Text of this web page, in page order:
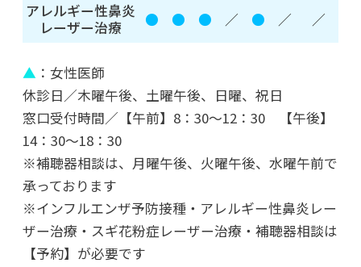
2022年01月31日
横浜キッド
2022年01月14日
2022年 新年のご挨拶
2021年のブログ
2021年11月29日
日々是好日
アレルギー性鼻炎
レーザー治療
● ● ● ／ ● ／ ／
▲ ：女性医師
休診日／木曜午後、土曜午後、日曜、祝日
窓口受付時間／【午前】8：30～12：30 【午後】
14：30～18：30
※補聴器相談は、月曜午後、火曜午後、水曜午前で
承っております
※インフルエンザ予防接種・アレルギー性鼻炎レー
ザー治療・スギ花粉症レーザー治療・補聴器相談は
【予約】が必要です